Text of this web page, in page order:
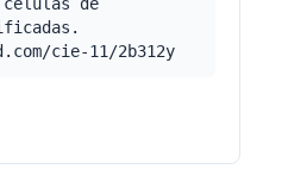
cie-11/2b312y